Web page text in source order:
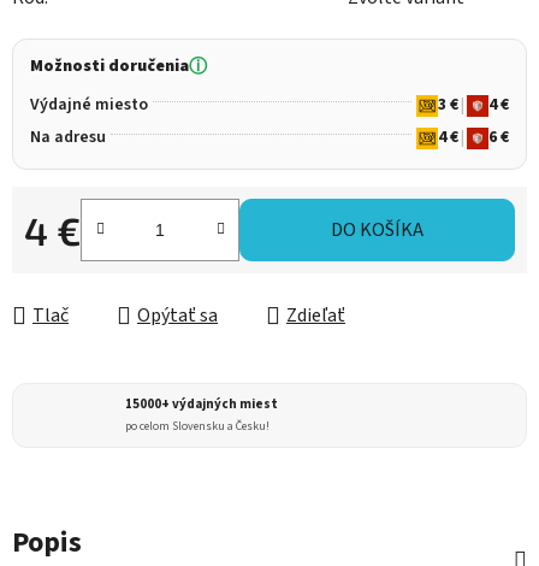
Možnosti doručeniaⓘ
Výdajné miesto 3 €|
4 €
Na adresu
4 €| 6 €
4 €
Jednotková cena:
DO KOŠÍKA
Tlač Opýtať sa Zdieľať
15000+ výdajných miest
po celom Slovensku a Česku!
Popis